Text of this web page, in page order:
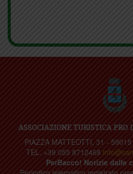
ASSOCIAZIONE TURISTICA PRO
PIAZZA MATTEOTTI, 31 -
TEL. +39 055 8712468
PerBacco! Notizie dalle